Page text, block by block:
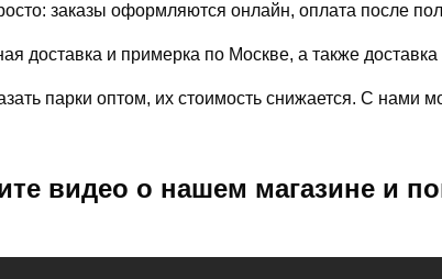
заказы оформляются онлайн, оплата после
доставка и примерка по Москве, а также
парки оптом, их стоимость снижается. С нами
видео о нашем магазине и